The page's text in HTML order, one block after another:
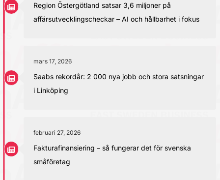
Region Östergötland satsar 3,6 miljoner på
affärsutvecklingscheckar – AI och hållbarhet i fokus
mars 17, 2026
Saabs rekordår: 2 000 nya jobb och stora satsningar
i Linköping
februari 27, 2026
Fakturafinansiering – så fungerar det för svenska
småföretag